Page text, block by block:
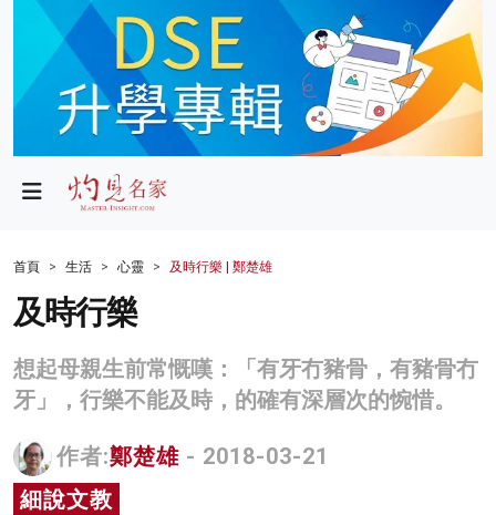
政局
財經
生活
科技
影片
首頁 生活 心靈 及時行樂 | 鄭楚雄
及時行樂
想起母親生前常慨嘆：「有牙冇豬骨，有豬骨冇
牙」，行樂不能及時，的確有深層次的惋惜。
作者:鄭楚雄 - 2018-03-21
細說文教